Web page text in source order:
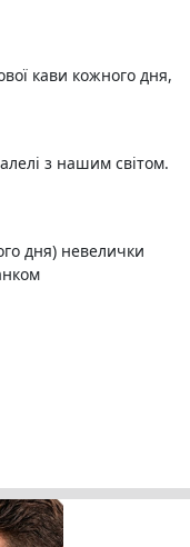
кави кожного дня,
з нашим світом.
дня) невелички